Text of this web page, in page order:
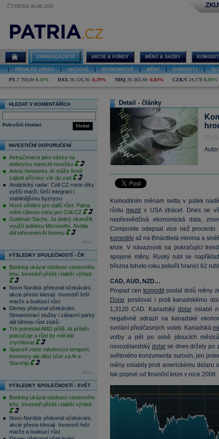
ČTVRTEK 06.08.2026
ZPRAVODAJSTVÍ AKCIE & FONDY MĚNY & SAZBY
PŘEHLED ZPRÁV AKCIOVÉ EKONOMICKÉ MĚNY KOMODITY
PX 2 769,04 0,11% DAX 26 126,30 -0,29% NDQ 26 363,44 -0,83% CZK/€ 24,178 0,03%
HLEDAT V KOMENTÁŘÍCH
hledat
Pokročilé hledání
INVESTIČNÍ DOPORUČENÍ
AstraZeneca jako sázka na
defenzivu mimo AI horečku
Arista Networks: AI může firmě
zajistit příznivý vítr do zad
Analytický radar: Colt CZ roste díky
vyšší marži, širší integraci i
stabilnějšímu byznysu
Nové střelivo pro další růst. Patria
mění cílovou cenu pro Colt CZ
Goldman Sachs: Je dobrý okamžik
využít poklesu Microsoftu. Nvidia
dál tahounem AI boomu
více...
VÝSLEDKY SPOLEČNOSTÍ - ČR
Booking ukázal odolnost cestovního
trhu. Investoři přešli i slabší výhled
Novo Nordisk překonal očekávání,
akcie přesto klesají. Investoři řeší
marže a budoucí růst
Disney překonal očekávání.
Streamovací služby i zábavní parky
dál táhnou růst zisků
Trh potrestal AMD příliš. AI příběh
pokračuje a růst by měl dál
zrychlovat
SpaceX roste raketovým tempem,
investory ale děsí účet za AI a
Starship
více...
VÝSLEDKY SPOLEČNOSTÍ - SVĚT
Booking ukázal odolnost cestovního
trhu. Investoři přešli i slabší výhled
Novo Nordisk překonal očekávání,
akcie přesto klesají. Investoři řeší
marže a budoucí růst
Detail - články
Komoditním měnám svitla v pátek
růstumezd v USA ztrácet. Dnes se
nepřesvědčivá ekonomická data,
Composite odepsal více než
komodity až na třináctiletá minima a
krize. V návaznosti na pokračující
spojené měny. Ruský rubl se
března tohoto roku pokořil hranici 62
CAD, AUD, NZD…
Propad cen komoditposlal dolů měny
Dolar posiloval i proti kanadskému
1,3120 CAD. Kanadský dolaroslabil
negativně odrazil na kanadské
svolání předčasných voleb. Kanadská
volby a pět po sobě jdoucích
novozélandský dolarse dnes držely po
světového konzumenta surovin, jen
měny oslabily proti americkému dolaru
tak poprvé od finanční krize v roce 2008.